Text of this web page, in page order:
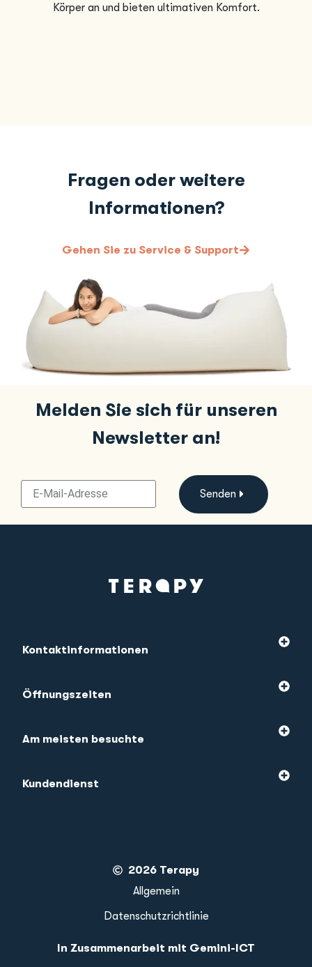
Körper an und bieten ultimativen Komfort.
Fragen oder weitere
Informationen?
Gehen Sie zu Service & Support
Melden Sie sich für unseren
Newsletter an!
Senden
Kontaktinformationen
Öffnungszeiten
Am meisten besuchte
Kundendienst
2026 Terapy
Allgemein
Datenschutzrichtlinie
In Zusammenarbeit mit Gemini-ICT